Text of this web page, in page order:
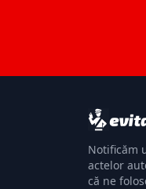
Notificăm
actelor
că ne